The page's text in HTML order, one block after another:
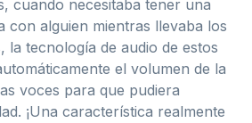
cuando necesitaba tener una
con alguien mientras llevaba los
la tecnología de audio de estos
el volumen de la
voces para que pudiera
¡Una característica realmente